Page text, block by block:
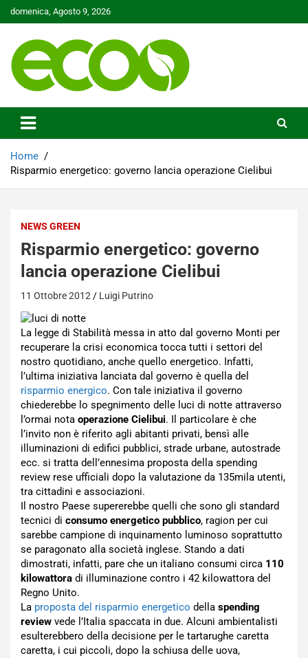
Skip
to
domenica, Agosto 9, 2026
Ecoo.it
Home
Risparmio energetico: governo lancia operazione Cielibui
NEWS GREEN
Risparmio energetico: governo
lancia operazione Cielibui
11 Ottobre 2012 Luigi Putrino
La legge di Stabilità messa in atto dal governo Monti per
recuperare la crisi economica tocca tutti i settori del
nostro quotidiano, anche quello energetico. Infatti,
l’ultima iniziativa lanciata dal governo è quella del
risparmio energico. Con tale iniziativa il governo
chiederebbe lo spegnimento delle luci di notte attraverso
l’ormai nota operazione Cielibui. Il particolare è che
l’invito non è riferito agli abitanti privati, bensì alle
illuminazioni di edifici pubblici, strade urbane, autostrade
ecc. si tratta dell’ennesima proposta della spending
review rese ufficiali dopo la valutazione da 135mila utenti,
tra cittadini e associazioni.
Il nostro Paese supererebbe quelli che sono gli standard
tecnici di consumo energetico pubblico, ragion per cui
sarebbe campione di inquinamento luminoso soprattutto
se paragonato alla società inglese. Stando a dati
dimostrati, infatti, pare che un italiano consumi circa 110
kilowattora di illuminazione contro i 42 kilowattora del
Regno Unito.
La proposta del risparmio energetico della spending
review vede l’Italia spaccata in due. Alcuni ambientalisti
esulterebbero della decisione per le tartarughe caretta
caretta, i cui piccoli, dopo la schiusa delle uova,